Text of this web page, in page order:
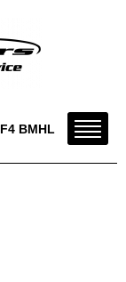
BMHL